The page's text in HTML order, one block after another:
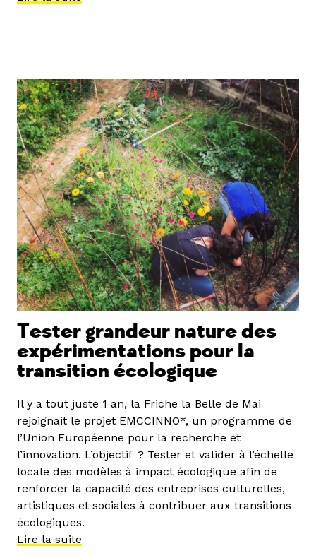
Tester grandeur nature des
expérimentations pour la
transition écologique
Il y a tout juste 1 an, la Friche la Belle de Mai
rejoignait le projet EMCCINNO*, un programme de
l’Union Européenne pour la recherche et
l’innovation. L’objectif ? Tester et valider à l’échelle
locale des modèles à impact écologique afin de
renforcer la capacité des entreprises culturelles,
artistiques et sociales à contribuer aux transitions
écologiques.
Lire la suite